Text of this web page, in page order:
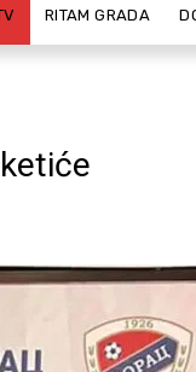
RITAM GRADA